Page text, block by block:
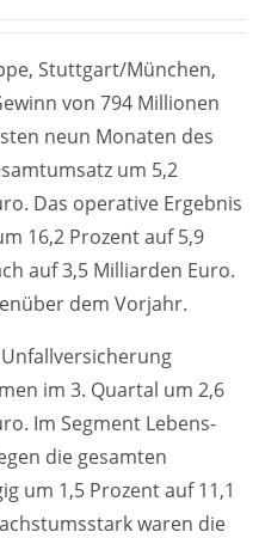
Stuttgart/München,
von 794 Millionen
neun Monaten des
um 5,2
Das operative Ergebnis
16,2 Prozent auf 5,9
auf 3,5 Milliarden Euro.
dem Vorjahr.
im 3. Quartal um 2,6
Im Segment Lebens-
die gesamten
um 1,5 Prozent auf 11,1
waren die